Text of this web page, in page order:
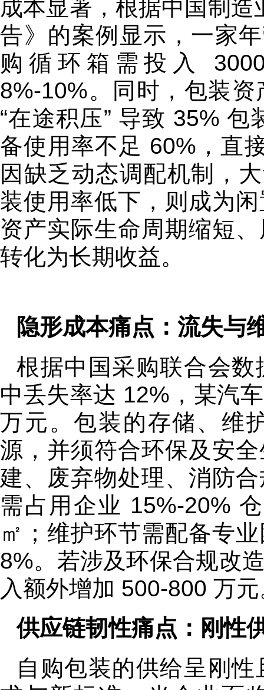
成本显著，根据中国制
告》的案例显示，一家
购循环箱需投入
8%-10%。同时，包装
“在途积压” 导致 35% 包
备使用率不足 60%，直
因缺乏动态调配机制，
装使用率低下，则成为
资产实际生命周期缩短
转化为长期收益。
隐形成本痛点：流失与
根据中国采购联合会
中丢失率达 12%，某汽
万元。包装的存储、维
源，并须符合环保及安
建、废弃物处理、消防
需占用企业 15%-20%
㎡；维护环节需配备专
8%。若涉及环保合规改
入额外增加 500-800 万
供应链韧性痛点：刚性
自购包装的供给呈刚